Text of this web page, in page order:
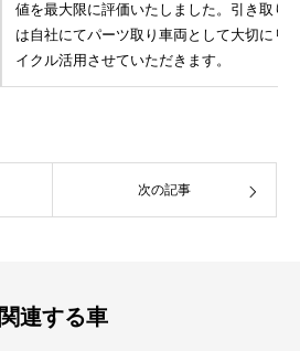
値を最大限に評価いたしました。引き取り
は自社にてパーツ取り車両として大切にリ
イクル活用させていただきます。
次の記事
関連する車